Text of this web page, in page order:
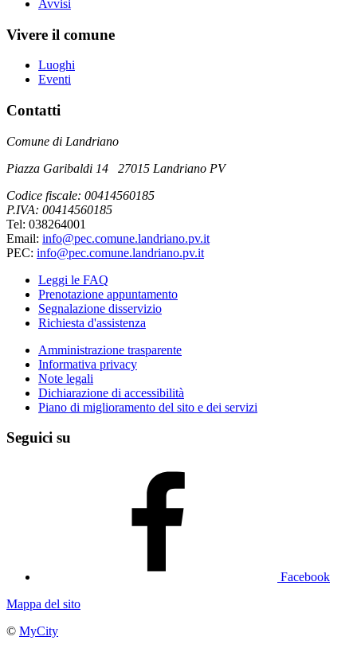
Avvisi
Vivere il comune
Luoghi
Eventi
Contatti
Comune di Landriano
Piazza Garibaldi 14 27015 Landriano PV
Codice fiscale: 00414560185
P.IVA: 00414560185
Tel: 038264001
Email: info@pec.comune.landriano.pv.it
PEC: info@pec.comune.landriano.pv.it
Leggi le FAQ
Prenotazione appuntamento
Segnalazione disservizio
Richiesta d'assistenza
Amministrazione trasparente
Informativa privacy
Note legali
Dichiarazione di accessibilità
Piano di miglioramento del sito e dei servizi
Seguici su
Facebook
Mappa del sito
© MyCity